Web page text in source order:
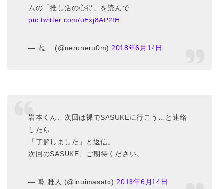
ムの「推し活の心得」を読んで
pic.twitter.com/uExj8AP2fH
— ね… (@neruneru0m) 2018年6月14日
岩本くん、次回は裸でSASUKEに行こう…と連絡
したら
「了解しました」と返信。
次回のSASUKE、ご期待ください。
— 乾 雅人 (@inuimasato)2018年6月14日